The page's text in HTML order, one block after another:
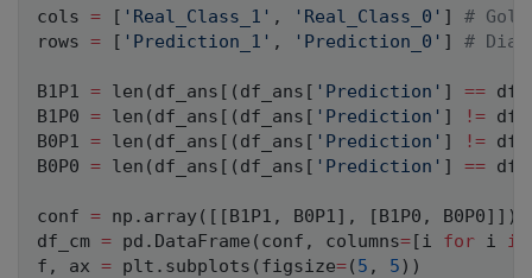
cols = [ 'Real_Class_1' , 'Real_Class_0' ]
#
rows = [ 'Prediction_1' , 'Prediction_0' ] #
B1P1 = len ( df_ans [ ( df_ans [ 'Prediction' ] ==
B1P0 = len ( df_ans [ ( df_ans [ 'Prediction' ] !=
B0P1 = len ( df_ans [ ( df_ans [ 'Prediction' ] !=
B0P0 = len ( df_ans [ ( df_ans [ 'Prediction' ] ==
conf = np . array( [ [B1P1 , B0P1 ] , [B1P0 , B0P0] ] )
df_cm = pd . DataFrame ( conf , columns=[ i for i in
f , ax = plt . subplots ( figsize=( 5 , 5 ) )